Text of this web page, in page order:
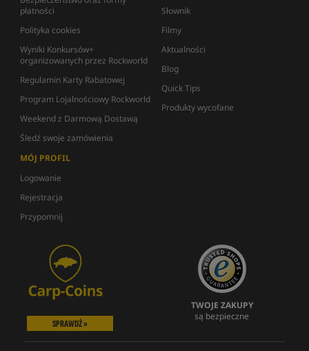
płatności
Polityka cookies
Wyniki Konkursów+
organizowanych przez Rockworld
Regulamin Karty Rabatowej
Program Lojalnościowy Rockworld
Weekend z Darmową Dostawą
Śledź swoje zamówienia
Słownik
Filmy
Aktualności
Blog
Quick Tips
Produkty wycofane
MÓJ PROFIL
Logowanie
Rejestracja
Przypomnij
SPRAWDŹ »
TWOJE ZAKUPY
są bezpieczne